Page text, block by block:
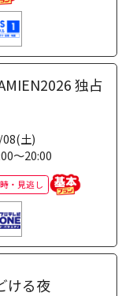
独占
土)
～20:00
・見逃し
ける夜